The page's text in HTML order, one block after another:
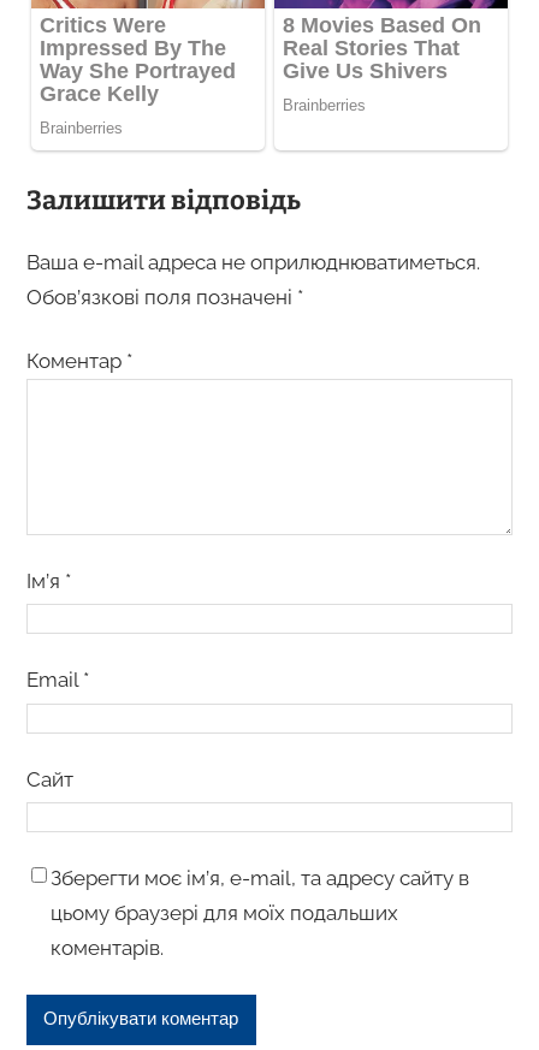
Залишити відповідь
Ваша e-mail адреса не оприлюднюватиметься.
Обов’язкові поля позначені *
Коментар *
Ім’я *
Email *
Сайт
Зберегти моє ім’я, e-mail, та адресу сайту в
цьому браузері для моїх подальших
коментарів.